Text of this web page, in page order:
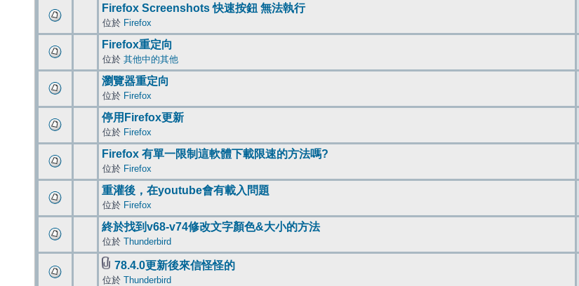
Firefox Screenshots 快速按鈕 無法執行
位於 Firefox
Firefox重定向
位於 其他中的其他
瀏覽器重定向
位於 Firefox
停用Firefox更新
位於 Firefox
Firefox 有單一限制這軟體下載限速的方法嗎?
位於 Firefox
重灌後，在youtube會有載入問題
位於 Firefox
終於找到v68-v74修改文字顏色&大小的方法
位於 Thunderbird
78.4.0更新後來信怪怪的
位於 Thunderbird